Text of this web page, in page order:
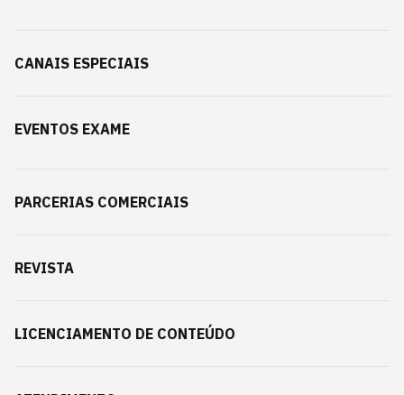
CANAIS ESPECIAIS
EVENTOS EXAME
PARCERIAS COMERCIAIS
REVISTA
LICENCIAMENTO DE CONTEÚDO